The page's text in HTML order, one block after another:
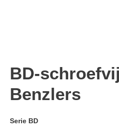
BD-
Benzlers
Serie BD